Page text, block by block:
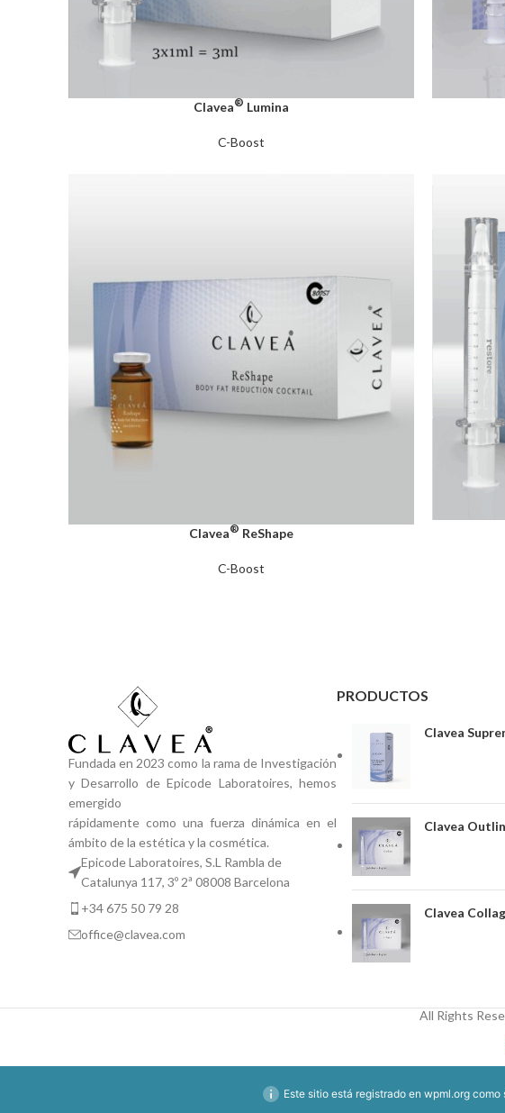
Clavea® Lumina
C-Boost
Clavea® ReShape
C-Boost
Fundada en 2023 como la rama de Investigación
y Desarrollo de Epicode Laboratoires, hemos
emergido
rápidamente como una fuerza dinámica en el
ámbito de la estética y la cosmética.
Epicode Laboratoires, S.L Rambla de
Catalunya 117, 3º 2ª 08008 Barcelona
+34 675 50 79 28
office@clavea.com
PRODUCTOS
Clavea
Clavea
Clavea
All Rights
Este sitio está registrado en wpml.org como